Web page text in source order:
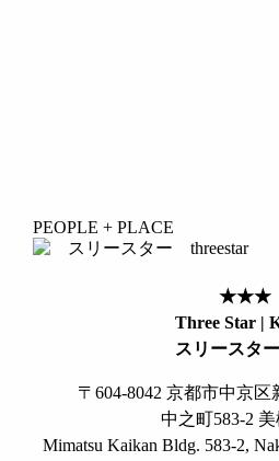
PEOPLE + PLACE
★★★
Three Star |
スリースタ
〒604-8042 京都市中京
中之町583-2
Mimatsu Kaikan Bldg. 583-2,